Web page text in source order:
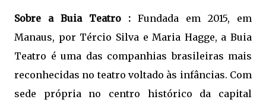
Sobre a Buia Teatro : Fundada em 2015, em
Manaus, por Tércio Silva e Maria Hagge, a Buia
Teatro é uma das companhias brasileiras mais
reconhecidas no teatro voltado às infâncias. Com
sede própria no centro histórico da capital